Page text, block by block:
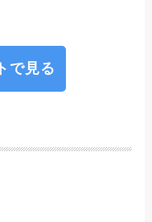
で見る